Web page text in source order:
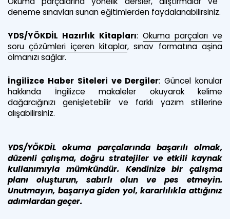
deneme sınavları sunan eğitimlerden faydalanabilirsiniz.
YDS/YÖKDİL Hazırlık Kitapları: Okuma parçaları ve
soru çözümleri içeren kitaplar, sınav formatına aşina
olmanızı sağlar.
İngilizce Haber Siteleri ve Dergiler: Güncel konular
hakkında İngilizce makaleler okuyarak kelime
dağarcığınızı genişletebilir ve farklı yazım stillerine
alışabilirsiniz.
YDS/YÖKDİL okuma parçalarında başarılı olmak,
düzenli çalışma, doğru stratejiler ve etkili kaynak
kullanımıyla mümkündür. Kendinize bir çalışma
planı oluşturun, sabırlı olun ve pes etmeyin.
Unutmayın, başarıya giden yol, kararlılıkla attığınız
adımlardan geçer.